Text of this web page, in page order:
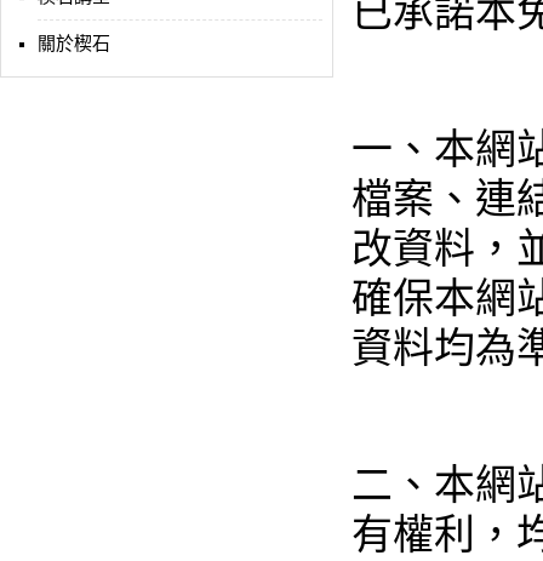
關於楔石
已承諾本
一、本網
檔案、連
改資料，
確保本網
資料均為
二、本網
有權利，